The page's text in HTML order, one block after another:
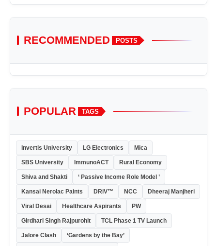
RECOMMENDED POSTS
POPULAR TAGS
Invertis University LG Electronics Mica
SBS University ImmunoACT Rural Economy
Shiva and Shakti ‘ Passive Income Role Model ’
Kansai Nerolac Paints DRiV™ NCC Dheeraj Manjheri
Viral Desai Healthcare Aspirants PW
Girdhari Singh Rajpurohit TCL Phase 1 TV Launch
Jalore Clash ‘Gardens by the Bay’